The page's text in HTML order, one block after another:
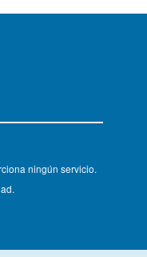
ningún servicio.